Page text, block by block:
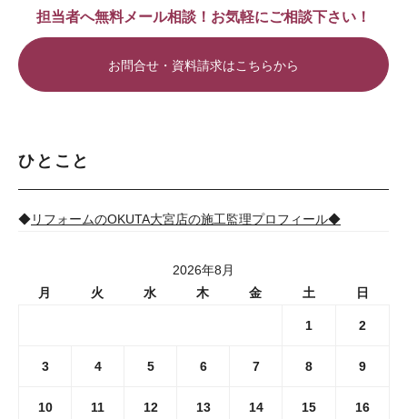
担当者へ無料メール相談！お気軽にご相談下さい！
お問合せ・資料請求はこちらから
ひとこと
◆リフォームのOKUTA大宮店の施工監理プロフィール◆
2026年8月
月
火 水 木 金 土 日
1 2
3 4 5 6 7 8 9
10 11 12 13 14 15 16